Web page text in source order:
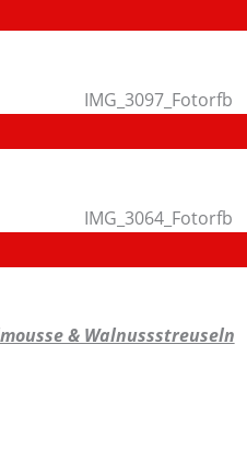
& Walnussstreuseln